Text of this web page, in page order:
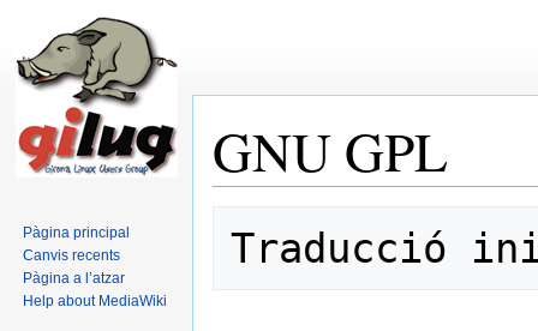
GNU GPL
Traducció
Pàgina principal
Canvis recents
Pàgina a l’atzar
Help about MediaWiki